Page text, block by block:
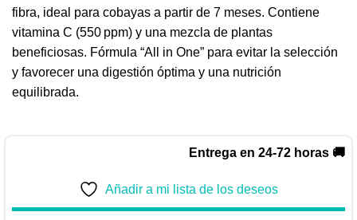
fibra, ideal para cobayas a partir de 7 meses. Contiene
vitamina C (550 ppm) y una mezcla de plantas
beneficiosas. Fórmula “All in One” para evitar la selección
y favorecer una digestión óptima y una nutrición
equilibrada.
Entrega en 24-72 horas 🚚
Añadir a mi lista de los deseos